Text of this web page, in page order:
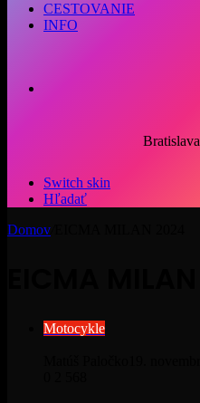
CESTOVANIE
INFO
Bratislava
Switch skin
Hľadať
Domov
Motocykle